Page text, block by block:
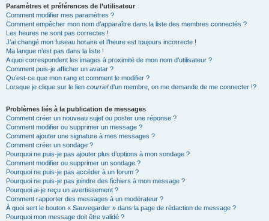
Paramètres et préférences de l’utilisateur
Comment modifier mes paramètres ?
Comment empêcher mon nom d’apparaître dans la liste des membres connectés ?
Les heures ne sont pas correctes !
J’ai changé mon fuseau horaire et l’heure est toujours incorrecte !
Ma langue n’est pas dans la liste !
A quoi correspondent les images à proximité de mon nom d’utilisateur ?
Comment puis-je afficher un avatar ?
Qu’est-ce que mon rang et comment le modifier ?
Lorsque je clique sur le lien courrield’un membre, on me demande de me connecter !?
Problèmes liés à la publication de messages
Comment créer un nouveau sujet ou poster une réponse ?
Comment modifier ou supprimer un message ?
Comment ajouter une signature à mes messages ?
Comment créer un sondage ?
Pourquoi ne puis-je pas ajouter plus d’options à mon sondage ?
Comment modifier ou supprimer un sondage ?
Pourquoi ne puis-je pas accéder à un forum ?
Pourquoi ne puis-je pas joindre des fichiers à mon message ?
Pourquoi ai-je reçu un avertissement ?
Comment rapporter des messages à un modérateur ?
À quoi sert le bouton « Sauvegarder » dans la page de rédaction de message ?
Pourquoi mon message doit être validé ?